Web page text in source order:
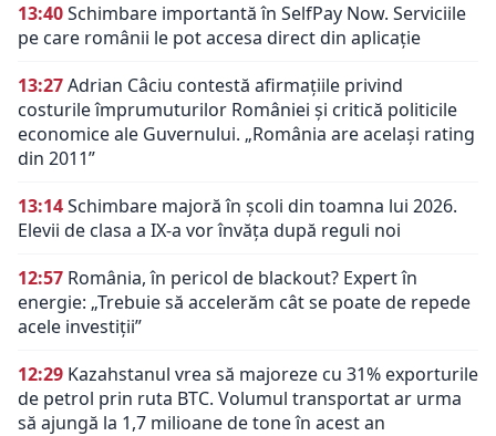
13:40Schimbare importantă în SelfPay Now. Serviciile
pe care românii le pot accesa direct din aplicație
13:27Adrian Câciu contestă afirmațiile privind
costurile împrumuturilor României și critică politicile
economice ale Guvernului. „România are același rating
din 2011”
13:14Schimbare majoră în școli din toamna lui 2026.
Elevii de clasa a IX-a vor învăța după reguli noi
12:57 România, în pericol de blackout? Expert în
energie: „Trebuie să accelerăm cât se poate de repede
acele investiții”
12:29 Kazahstanul vrea să majoreze cu 31% exporturile
de petrol prin ruta BTC. Volumul transportat ar urma
să ajungă la 1,7 milioane de tone în acest an